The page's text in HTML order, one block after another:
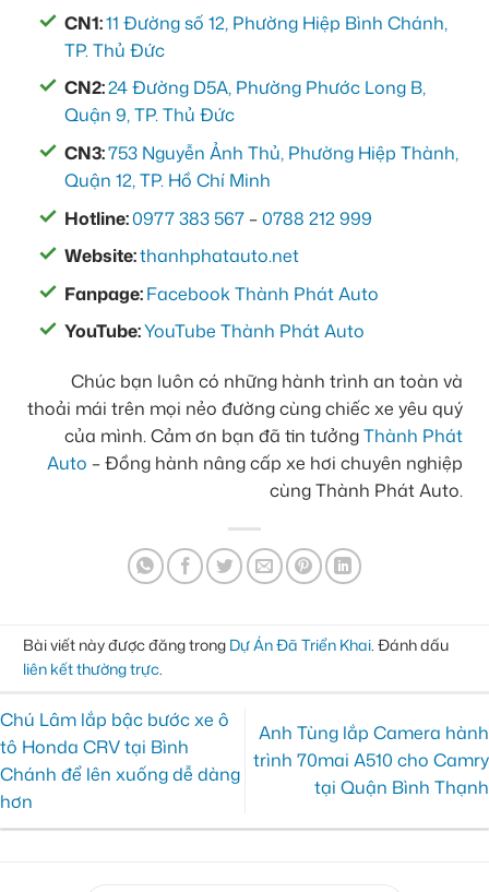
CN1:11 Đường số 12, Phường Hiệp Bình Chánh,
TP. Thủ Đức
CN2:24 Đường D5A, Phường Phước Long B,
Quận 9, TP. Thủ Đức
CN3:753 Nguyễn Ảnh Thủ, Phường Hiệp Thành,
Quận 12, TP. Hồ Chí Minh
Hotline:0977 383 567 –0788 212 999
Website:thanhphatauto.net
Fanpage:Facebook Thành Phát Auto
YouTube:YouTube Thành Phát Auto
Chúc bạn luôn có những hành trình an toàn và
thoải mái trên mọi nẻo đường cùng chiếc xe yêu quý
của mình. Cảm ơn bạn đã tin tưởngThành Phát
Auto – Đồng hành nâng cấp xe hơi chuyên nghiệp
cùng Thành Phát Auto.
Bài viết này được đăng trong Dự Án Đã Triển Khai. Đánh dấu
liên kết thường trực.
Chú Lâm lắp bậc bước xe ô
tô Honda CRV tại Bình
Chánh để lên xuống dễ dàng
hơn
Anh Tùng lắp Camera hành
trình 70mai A510 cho Camry
tại Quận Bình Thạnh